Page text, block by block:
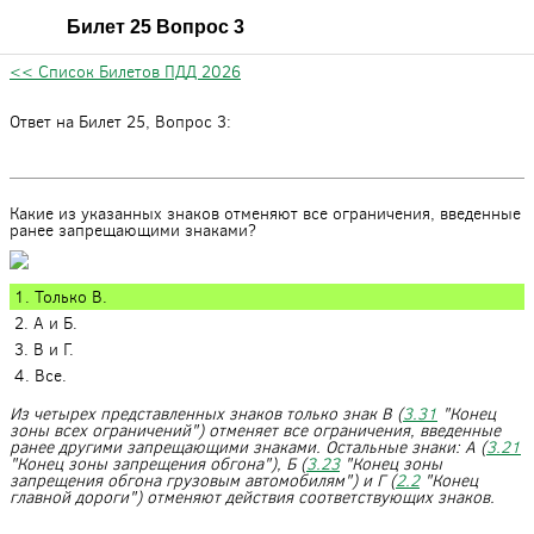
Билет 25 Вопрос 3
<< Список Билетов ПДД 2026
Ответ на Билет 25, Вопрос 3:
Какие из указанных знаков отменяют все ограничения, введенные
ранее запрещающими знаками?
1. Только В.
2. А и Б.
3. В и Г.
4. Все.
Из четырех представленных знаков только знак В (3.31 "Конец
зоны всех ограничений") отменяет все ограничения, введенные
ранее другими запрещающими знаками. Остальные знаки: А (3.21
"Конец зоны запрещения обгона"), Б (3.23"Конец зоны
запрещения обгона грузовым автомобилям") и Г (2.2"Конец
главной дороги") отменяют действия соответствующих знаков.